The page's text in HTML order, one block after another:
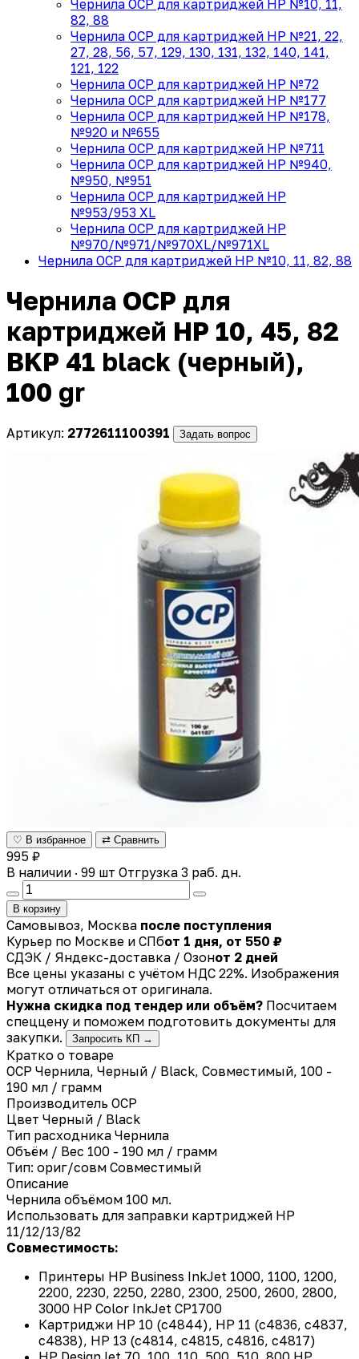
Чернила OCP для картриджей HP №10, 11,
82, 88
Чернила OCP для картриджей HP №21, 22,
27, 28, 56, 57, 129, 130, 131, 132, 140, 141,
121, 122
Чернила OCP для картриджей HP №72
Чернила OCP для картриджей HP №177
Чернила OCP для картриджей HP №178,
№920 и №655
Чернила OCP для картриджей HP №711
Чернила OCP для картриджей HP №940,
№950, №951
Чернила OCP для картриджей HP
№953/953 XL
Чернила OCP для картриджей HP
№970/№971/№970XL/№971XL
Чернила OCP для картриджей HP №10, 11, 82, 88
Чернила OCP для
картриджей HP 10, 45, 82
BKP 41 black (черный),
100 gr
Артикул: 2772611100391 Задать вопрос
♡ В избранное ⇄ Сравнить
995 ₽
В наличии · 99 шт Отгрузка 3 раб. дн.
В корзину
Самовывоз, Москва после поступления
Курьер по Москве и СПбот 1 дня, от 550 ₽
СДЭК / Яндекс-доставка / Озонот 2 дней
Все цены указаны с учётом НДС 22%. Изображения
могут отличаться от оригинала.
Нужна скидка под тендер или объём? Посчитаем
спеццену и поможем подготовить документы для
закупки.
Запросить КП →
Кратко о товаре
OCP Чернила, Черный / Black, Совместимый, 100 -
190 мл / грамм
Производитель OCP
Цвет Черный / Black
Тип расходника Чернила
Объём / Вес 100 - 190 мл / грамм
Тип: ориг/совм Совместимый
Описание
Чернила объёмом 100 мл.
Использовать для заправки картриджей HP
11/12/13/82
Совместимость:
Принтеры HP Business InkJet 1000, 1100, 1200,
2200, 2230, 2250, 2280, 2300, 2500, 2600, 2800,
3000 HP Color InkJet CP1700
Картриджи HP 10 (c4844), HP 11 (c4836, c4837,
c4838), HP 13 (c4814, c4815, c4816, c4817)